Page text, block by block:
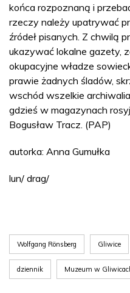
końca rozpoznaną i
rzeczy należy upatrywać
źródeł pisanych. Z chwilą
ukazywać lokalne gazety,
okupacyjne władze
prawie żadnych śladów,
wschód wszelkie
gdzieś w magazynach
Bogusław Tracz. (PAP)
autorka: Anna Gumułka
lun/ drag/
Wolfgang Rönsberg Gliwice
dziennik Muzeum w